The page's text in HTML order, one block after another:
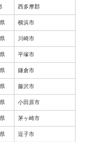
西多摩郡
横浜市
川崎市
平塚市
鎌倉市
藤沢市
小田原市
茅ヶ崎市
逗子市